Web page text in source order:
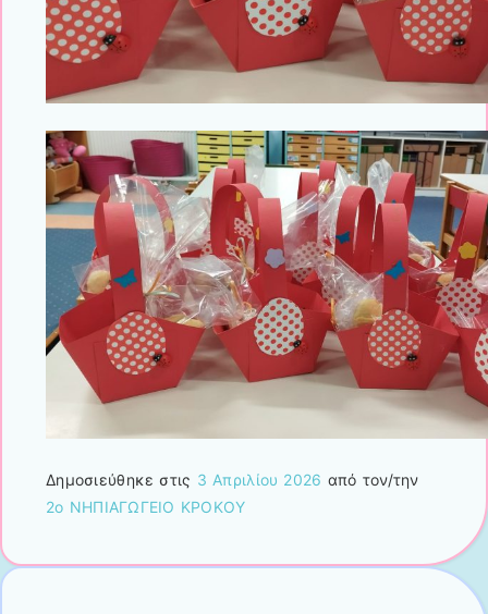
Δημοσιεύθηκε στις 3 Απριλίου 2026 από τον/την
2ο ΝΗΠΙΑΓΩΓΕΙΟ ΚΡΟΚΟΥ